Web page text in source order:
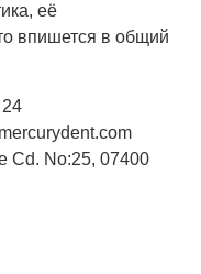
её
впишется в общий
Cd. No:25, 07400